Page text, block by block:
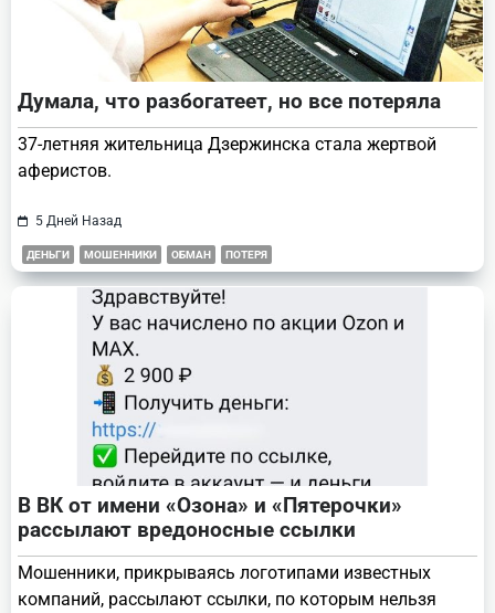
Думала, что разбогатеет, но все потеряла
37-летняя жительница Дзержинска стала жертвой
аферистов.
5 Дней Назад
ДЕНЬГИ МОШЕННИКИ ОБМАН ПОТЕРЯ
В ВК от имени «Озона» и «Пятерочки»
рассылают вредоносные ссылки
Мошенники, прикрываясь логотипами известных
компаний, рассылают ссылки, по которым нельзя